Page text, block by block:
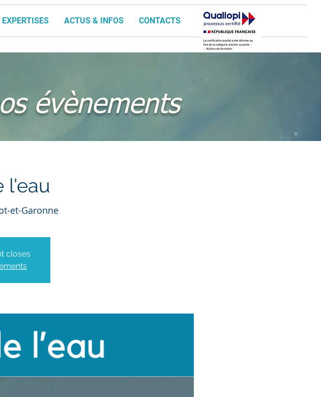
EXPERTISES ACTUS & INFOS CONTACTS
évènements
l'eau
et-Garonne
closes